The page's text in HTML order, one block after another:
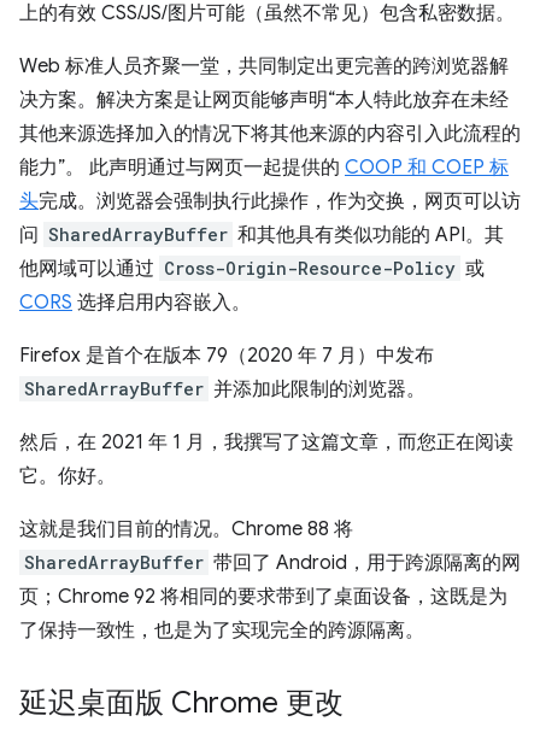
上的有效 CSS/JS/图片可能（虽然不常见）包含私密数据。
Web 标准人员齐聚一堂，共同制定出更完善的跨浏览器解
决方案。解决方案是让网页能够声明“本人特此放弃在未经
其他来源选择加入的情况下将其他来源的内容引入此流程的
能力”。 此声明通过与网页一起提供的 COOP 和 COEP 标
头完成。浏览器会强制执行此操作，作为交换，网页可以访
问 SharedArrayBuffer 和其他具有类似功能的 API。其
他网域可以通过 Cross-Origin-Resource-Policy 或
CORS 选择启用内容嵌入。
Firefox 是首个在版本 79（2020 年 7 月）中发布
SharedArrayBuffer 并添加此限制的浏览器。
然后，在 2021 年 1 月，我撰写了这篇文章，而您正在阅读
它。你好。
这就是我们目前的情况。Chrome 88 将
SharedArrayBuffer 带回了 Android，用于跨源隔离的网
页；Chrome 92 将相同的要求带到了桌面设备，这既是为
了保持一致性，也是为了实现完全的跨源隔离。
延迟桌面版 Chrome 更改